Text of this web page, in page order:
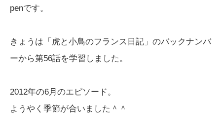
penです。
きょうは「虎と小鳥のフランス日記」のバックナンバ
ーから第56話を学習しました。
2012年の6月のエピソード。
ようやく季節が合いました＾＾